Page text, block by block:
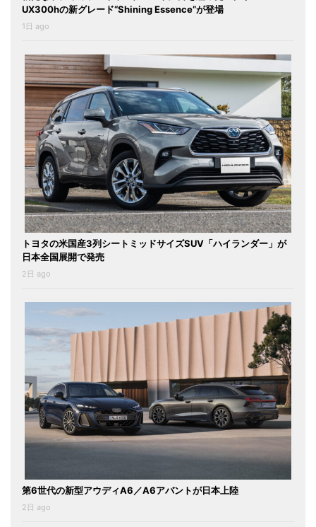
UX300hの新グレード“Shining Essence”が登場
1日 ago
トヨタの米国産3列シートミッドサイズSUV「ハイランダー」が
日本全国展開で発売
2日 ago
第6世代の新型アウディA6／A6アバントが日本上陸
2日 ago